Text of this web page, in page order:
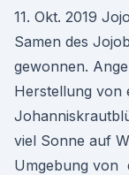
11. Okt. 2019
Samen des
gewonnen.
Herstellung von
viel Sonne auf
Umgebung von